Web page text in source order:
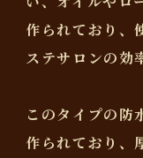
作られており、
ステサロンの効
このタイプの防
作られており、